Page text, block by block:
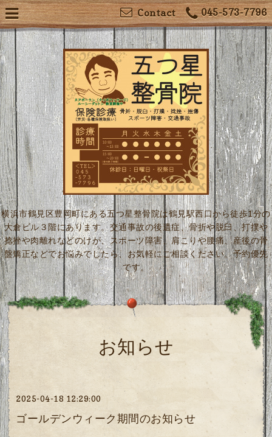
045-573-7796
Contact
横浜市鶴見区豊岡町にある五つ星整骨院は鶴見駅西口から徒歩1分の
大倉ビル３階にあります。交通事故の後遺症、骨折や脱臼、打撲や
捻挫や肉離れなどのけが、スポーツ障害、肩こりや腰痛、産後の骨
盤矯正などでお悩みでしたら、お気軽にご相談ください。予約優先
です。
お知らせ
2025-04-18 12:29:00
ゴールデンウィーク期間のお知らせ